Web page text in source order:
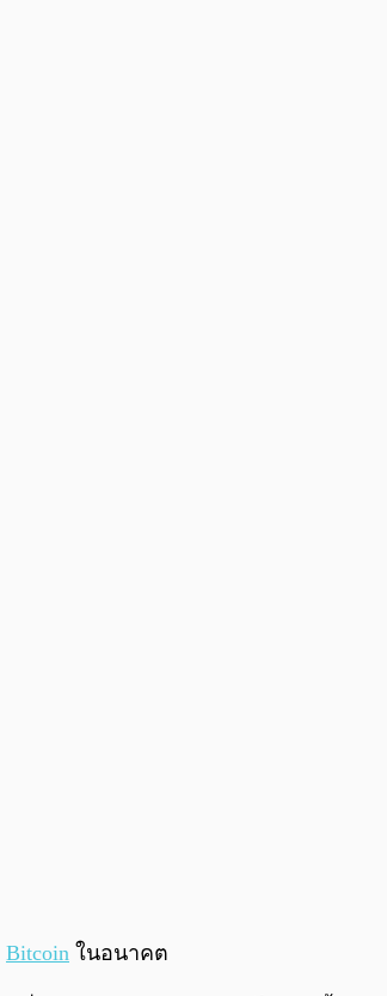
Bitcoin ในอนาคต